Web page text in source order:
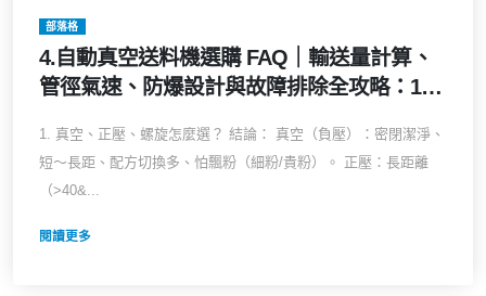
部落格
4.自動真空送料機選購 FAQ｜輸送量計算、
管徑氣速、防爆設計與故障排除全攻略：15
1. 真空、正壓、螺旋怎麼選？ 結論： 真空（負壓）：密閉潔淨、
短～長距、配方切換多、怕飄粉（細粉/貴粉）。 正壓：長距離
（>40&...
閱讀更多